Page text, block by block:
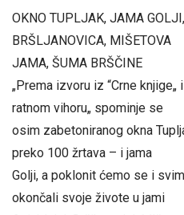
OKNO TUPLJAK, JAMA
BRŠLJANOVICA, MIŠETOVA
JAMA, ŠUMA BRŠČINE
„Prema izvoru iz “Crne
ratnom vihoru„ spominje se
osim zabetoniranog okna
preko 100 žrtava – i jama
Golji, a poklonit ćemo se i
okončali svoje živote u jami